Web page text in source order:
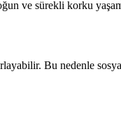
ve sürekli korku
Bu nedenle